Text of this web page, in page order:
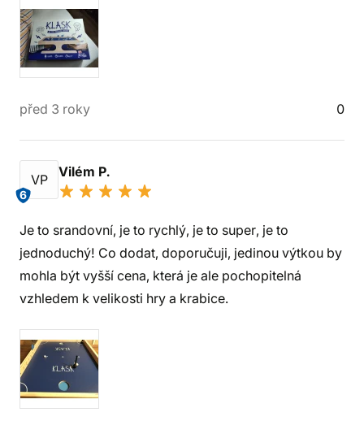
před 3 roky 0
VP
6
Vilém P.
Je to srandovní, je to rychlý, je to super, je to
jednoduchý! Co dodat, doporučuji, jedinou výtkou by
mohla být vyšší cena, která je ale pochopitelná
vzhledem k velikosti hry a krabice.